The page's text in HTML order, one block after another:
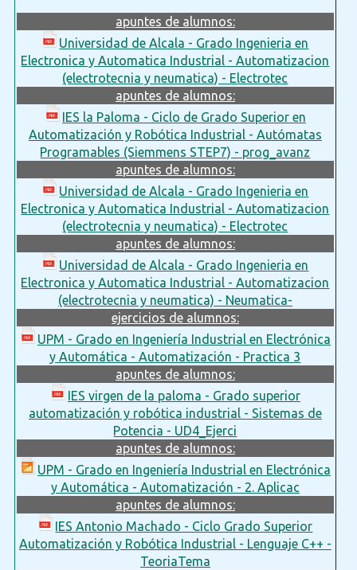
apuntes de alumnos:
Universidad de Alcala - Grado Ingenieria en
Electronica y Automatica Industrial - Automatizacion
(electrotecnia y neumatica) - Electrotec
apuntes de alumnos:
IES la Paloma - Ciclo de Grado Superior en
Automatización y Robótica Industrial - Autómatas
Programables (Siemmens STEP7) - prog_avanz
apuntes de alumnos:
Universidad de Alcala - Grado Ingenieria en
Electronica y Automatica Industrial - Automatizacion
(electrotecnia y neumatica) - Electrotec
apuntes de alumnos:
Universidad de Alcala - Grado Ingenieria en
Electronica y Automatica Industrial - Automatizacion
(electrotecnia y neumatica) - Neumatica-
ejercicios de alumnos:
UPM - Grado en Ingeniería Industrial en Electrónica
y Automática - Automatización - Practica 3
apuntes de alumnos:
IES virgen de la paloma - Grado superior
automatización y robótica industrial - Sistemas de
Potencia - UD4_Ejerci
apuntes de alumnos:
UPM - Grado en Ingeniería Industrial en Electrónica
y Automática - Automatización - 2. Aplicac
apuntes de alumnos:
IES Antonio Machado - Ciclo Grado Superior
Automatización y Robótica Industrial - Lenguaje C++ -
TeoriaTema